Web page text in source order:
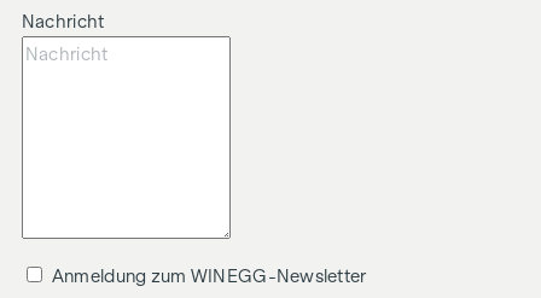
Nachricht
Anmeldung zum WINEGG-Newsletter